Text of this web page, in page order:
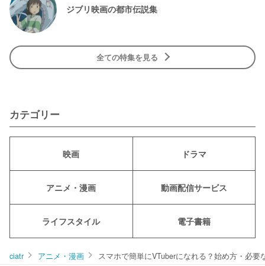
ジブリ映画の都市伝説集
全ての特集を見る
カテゴリー
映画 ドラマ
アニメ・漫画 動画配信サービス
ライフスタイル 電子書籍
ciatr アニメ・漫画 スマホで簡単にVTuberになれる？始め方・必